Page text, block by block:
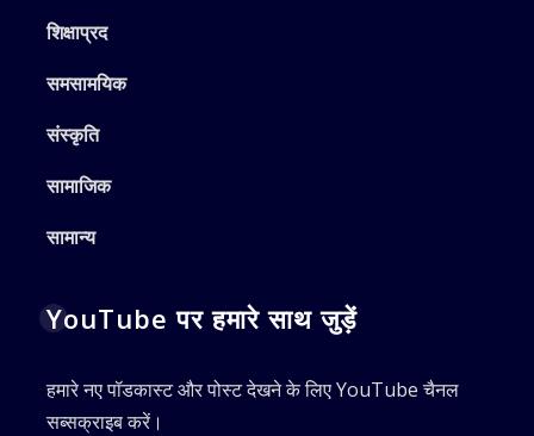
शिक्षाप्रद
समसामयिक
संस्कृति
सामाजिक
सामान्य
YouTube पर हमारे साथ जुड़ें
हमारे नए पॉडकास्ट और पोस्ट देखने के लिए YouTube चैनल
सब्सक्राइब करें।